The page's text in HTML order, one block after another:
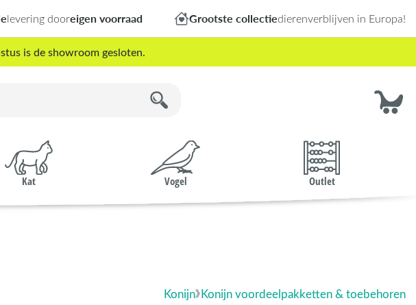
levering dooreigen voorraad Grootste collectiedierenverblijven in Europa!
is de showroom gesloten.
Kat Vogel Outlet
Konijn Konijn voordeelpakketten & toebehoren